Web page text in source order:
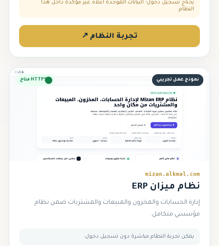
يحتاج تسجيل دخول؛ البيانات الموحدة أعلاه غير مؤكدة داخل هذا
النظام.
تجربة النظام ↗
نموذج عمل تجريبي HTTPS متاح
mizan.alkmal.com
نظام ميزان ERP
إدارة الحسابات والمخزون والمبيعات والمشتريات ضمن نظام
مؤسسي متكامل.
يمكن تجربة النظام مباشرة دون تسجيل دخول.